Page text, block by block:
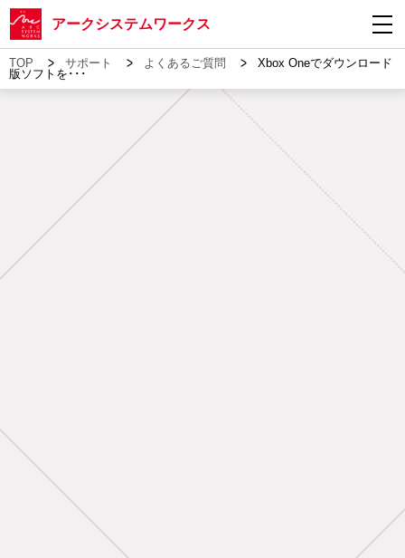
アークシステムワークス
TOP > サポート > よくあるご質問 >
Xbox Oneでダウンロード
版ソフトを･･･